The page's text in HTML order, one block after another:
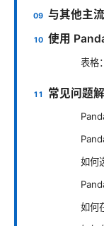
与其他主
使用
表格
常见问题
如何
如何